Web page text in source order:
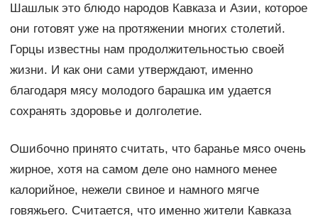
Шашлык это блюдо народов Кавказа и Азии, которое
они готовят уже на протяжении многих столетий.
Горцы известны нам продолжительностью своей
жизни. И как они сами утверждают, именно
благодаря мясу молодого барашка им удается
сохранять здоровье и долголетие.
Ошибочно принято считать, что баранье мясо очень
жирное, хотя на самом деле оно намного менее
калорийное, нежели свиное и намного мягче
говяжьего. Считается, что именно жители Кавказа